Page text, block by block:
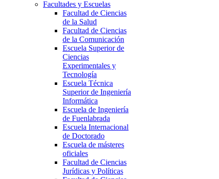
Facultades y Escuelas
Facultad de Ciencias
de la Salud
Facultad de Ciencias
de la Comunicación
Escuela Superior de
Ciencias
Experimentales y
Tecnología
Escuela Técnica
Superior de Ingeniería
Informática
Escuela de Ingeniería
de Fuenlabrada
Escuela Internacional
de Doctorado
Escuela de másteres
oficiales
Facultad de Ciencias
Jurídicas y Políticas